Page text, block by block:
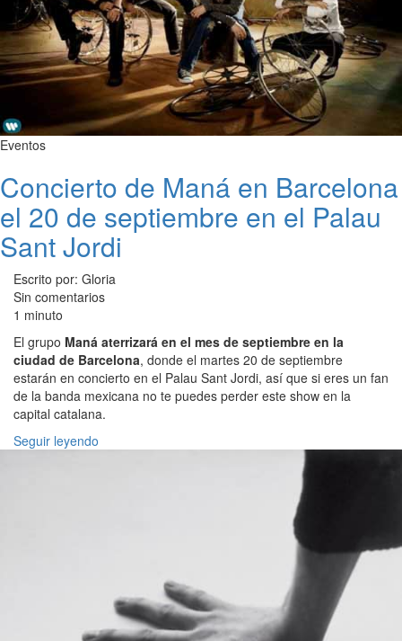
Eventos
Concierto de Maná en Barcelona
el 20 de septiembre en el Palau
Sant Jordi
Escrito por: Gloria
Sin comentarios
1 minuto
El grupo Maná aterrizará en el mes de septiembre en la
ciudad de Barcelona, donde el martes 20 de septiembre
estarán en concierto en el Palau Sant Jordi, así que si eres un fan
de la banda mexicana no te puedes perder este show en la
capital catalana.
Seguir leyendo